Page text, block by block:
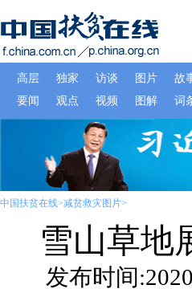
中国扶贫在线>减贫救灾图片>
雪山草
发布时间